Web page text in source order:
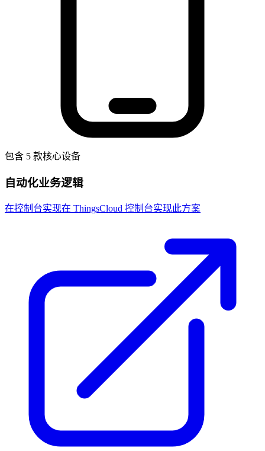
包含 5 款核心设备
自动化业务逻辑
在控制台实现在 ThingsCloud 控制台实现此方案